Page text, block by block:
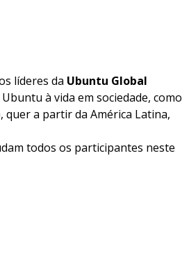
líderes da Ubuntu Global
à vida em sociedade, como
quer a partir da América Latina,
todos os participantes neste